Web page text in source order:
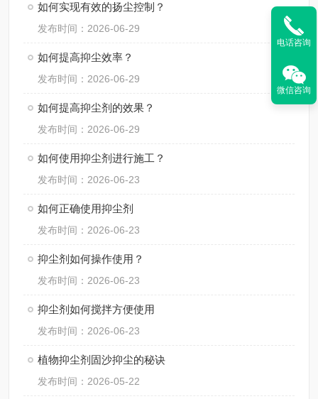
如何实现有效的扬尘控制？
发布时间：2026-06-29
如何提高抑尘效率？
发布时间：2026-06-29
如何提高抑尘剂的效果？
发布时间：2026-06-29
如何使用抑尘剂进行施工？
发布时间：2026-06-23
如何正确使用抑尘剂
发布时间：2026-06-23
抑尘剂如何操作使用？
发布时间：2026-06-23
抑尘剂如何搅拌方便使用
发布时间：2026-06-23
植物抑尘剂固沙抑尘的秘诀
发布时间：2026-05-22
电话咨询
微信咨询